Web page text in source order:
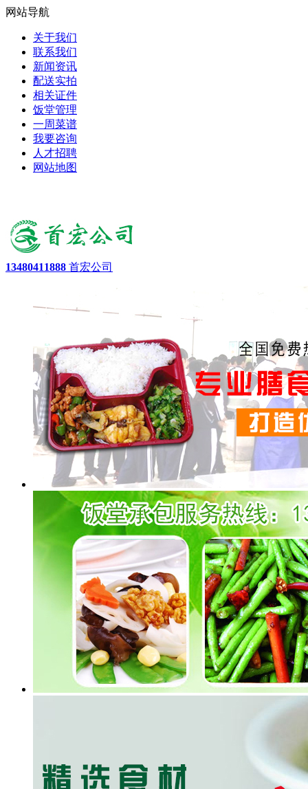
网站导航
关于我们
联系我们
新闻资讯
配送实拍
相关证件
饭堂管理
一周菜谱
我要咨询
人才招聘
网站地图
13480411888 首宏公司